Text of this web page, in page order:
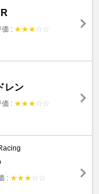
価 : ★★★ ☆ ☆
レン
価 : ★★★ ☆ ☆
: ★★★ ☆ ☆